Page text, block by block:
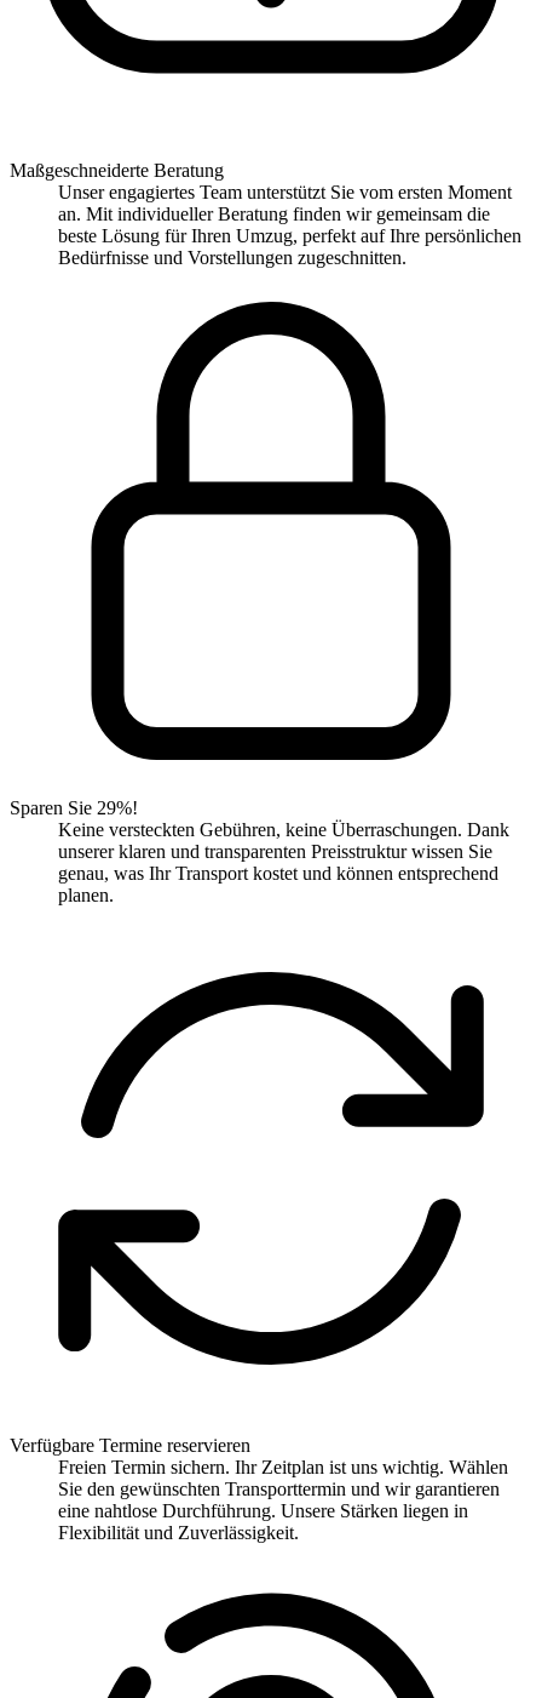
Maßgeschneiderte Beratung
Unser engagiertes Team unterstützt Sie vom ersten Moment
an. Mit individueller Beratung finden wir gemeinsam die
beste Lösung für Ihren Umzug, perfekt auf Ihre persönlichen
Bedürfnisse und Vorstellungen zugeschnitten.
Sparen Sie 29%!
Keine versteckten Gebühren, keine Überraschungen. Dank
unserer klaren und transparenten Preisstruktur wissen Sie
genau, was Ihr Transport kostet und können entsprechend
planen.
Verfügbare Termine reservieren
Freien Termin sichern. Ihr Zeitplan ist uns wichtig. Wählen
Sie den gewünschten Transporttermin und wir garantieren
eine nahtlose Durchführung. Unsere Stärken liegen in
Flexibilität und Zuverlässigkeit.